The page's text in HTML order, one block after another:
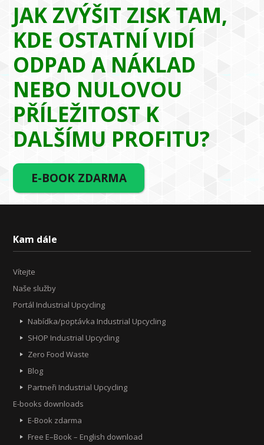
JAK ZVÝŠIT ZISK TAM,
KDE OSTATNÍ VIDÍ
ODPAD A NÁKLAD
NEBO NULOVOU
PŘÍLEŽITOST K
DALŠÍMU PROFITU?
E-BOOK ZDARMA
Kam dále
Vítejte
Naše služby
Portál Industrial Upcycling
Nabídka/poptávka Industrial Upcycling
SHOP Industrial Upcycling
Zero Food Waste
Blog
Partneři Industrial Upcycling
E-books downloads
E-Book zdarma
Free E–Book – English download